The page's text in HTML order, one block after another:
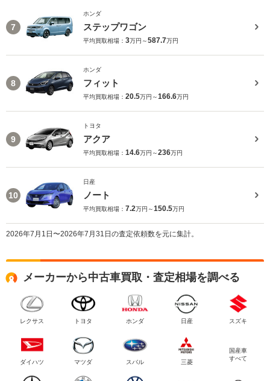
7
ホンダ
ステップワゴン
平均買取相場： 3万円～587.7万円
8
ホンダ
フィット
平均買取相場： 20.5万円～166.6万円
9
トヨタ
アクア
平均買取相場： 14.6万円～236万円
10
日産
ノート
平均買取相場： 7.2万円～150.5万円
2026年7月1日〜2026年7月31日の査定依頼数を元に集計。
メーカーから中古車買取・査定相場を調べる
レクサス トヨタ ホンダ 日産 スズキ
ダイハツ マツダ スバル 三菱
国産車
すべて